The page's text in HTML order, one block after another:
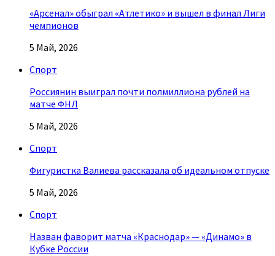
«Арсенал» обыграл «Атлетико» и вышел в финал Лиги
чемпионов
5 Май, 2026
Спорт
Россиянин выиграл почти полмиллиона рублей на
матче ФНЛ
5 Май, 2026
Спорт
Фигуристка Валиева рассказала об идеальном отпуске
5 Май, 2026
Спорт
Назван фаворит матча «Краснодар» — «Динамо» в
Кубке России